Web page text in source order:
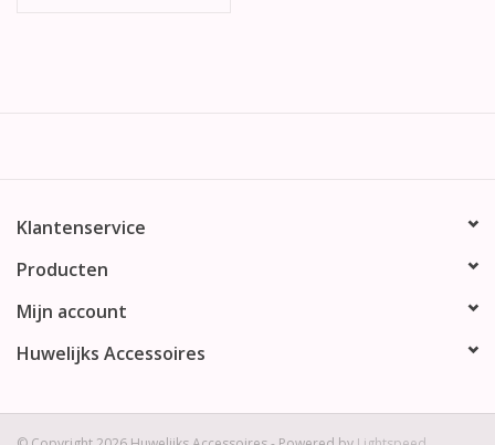
Klantenservice
Producten
Mijn account
Huwelijks Accessoires